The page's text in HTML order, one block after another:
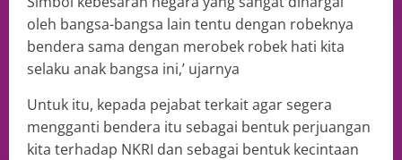
oleh bangsa-bangsa lain tentu dengan robeknya
bendera sama dengan merobek robek hati kita
selaku anak bangsa ini,’ ujarnya
Untuk itu, kepada pejabat terkait agar segera
mengganti bendera itu sebagai bentuk perjuangan
kita terhadap NKRI dan sebagai bentuk kecintaan